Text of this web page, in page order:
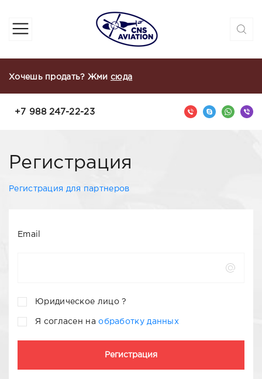
Хочешь продать? Жмисюда
+7 988 247-22-23
Регистрация
Регистрация для партнеров
Email
Юридическое лицо ?
Я согласен наобработку данных